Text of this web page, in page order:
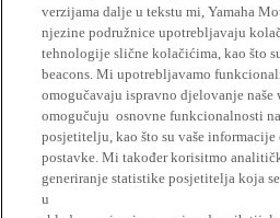
verzijama dalje u tekstu mi, Yamaha
njezine podružnice upotrebljavaju
tehnologije slične kolačićima, kao što
beacons. Mi upotrebljavamo
omogučavaju ispravno djelovanje naše
omogučuju osnovne funkcionalnosti
posjetitelju, kao što su vaše
postavke. Mi također korisitmo
generiranje statistike posjetitelja koja
u